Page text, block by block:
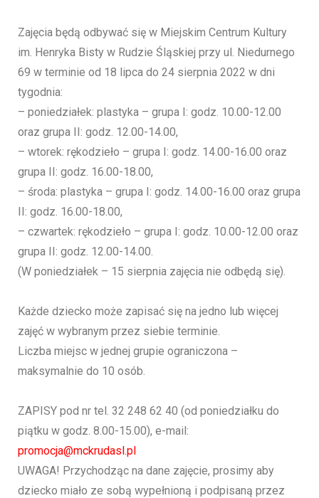
Zajęcia będą odbywać się w Miejskim Centrum Kultury
im. Henryka Bisty w Rudzie Śląskiej przy ul. Niedurnego
69 w terminie od 18 lipca do 24 sierpnia 2022 w dni
tygodnia:
– poniedziałek: plastyka – grupa I: godz. 10.00-12.00
oraz grupa II: godz. 12.00-14.00,
– wtorek: rękodzieło – grupa I: godz. 14.00-16.00 oraz
grupa II: godz. 16.00-18.00,
– środa: plastyka – grupa I: godz. 14.00-16.00 oraz grupa
II: godz. 16.00-18.00,
– czwartek: rękodzieło – grupa I: godz. 10.00-12.00 oraz
grupa II: godz. 12.00-14.00.
(W poniedziałek – 15 sierpnia zajęcia nie odbędą się).
Każde dziecko może zapisać się na jedno lub więcej
zajęć w wybranym przez siebie terminie.
Liczba miejsc w jednej grupie ograniczona –
maksymalnie do 10 osób.
ZAPISY pod nr tel. 32 248 62 40 (od poniedziałku do
piątku w godz. 8.00-15.00), e-mail:
promocja@mckrudasl.pl
UWAGA! Przychodząc na dane zajęcie, prosimy aby
dziecko miało ze sobą wypełnioną i podpisaną przez